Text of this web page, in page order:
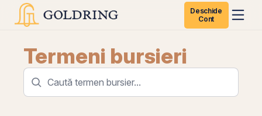
Deschide
Cont
Termeni bursieri